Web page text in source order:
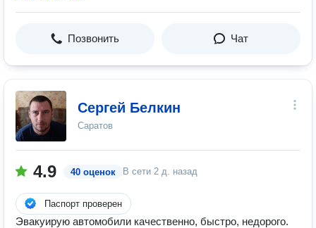
Позвонить Чат
Сергей Белкин
Саратов
4.9 40 оценок В сети 2 д. назад
Паспорт проверен
Эвакуирую автомобили качественно, быстро, недорого.